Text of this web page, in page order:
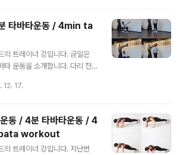
합니다. 그럼 오늘도 파이팅!!
는 4분 운동 / TABATA WOR
작 설명: 1. 다리는 어깨 너비
. 2. 척추의 정렬을 유지하고 무
에 상체를 숙여 양 손바닥으로
돌아와 동작을 반복한다. 마운
타바타운동 / 4min ta
의 트레이너 강입니다. 금일은
타 운동을 소개합니다. 다리 전
총 2번씩 실시하는 것을 1세트
오늘도 파이팅입니다^0^ 허벅
동 / 4min tabata workout 바
to filoor squat jumps 동
로 벌리고 서서 무릎과 고관절
12. 17.
동 / 4분 타바타운동 / 4
workout
의 트레이너 강입니다. 지난번